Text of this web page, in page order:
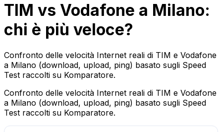
TIM vs Vodafone a Milano:
chi è più veloce?
Confronto delle velocità Internet reali di TIM e Vodafone
a Milano (download, upload, ping) basato sugli Speed
Test raccolti su Komparatore.
Confronto delle velocità Internet reali di TIM e Vodafone
a Milano (download, upload, ping) basato sugli Speed
Test raccolti su Komparatore.